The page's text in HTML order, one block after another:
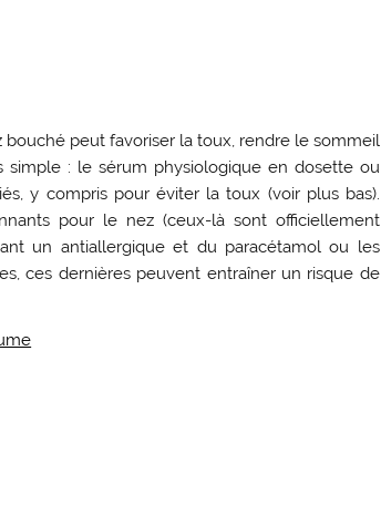
bouché peut favoriser la toux, rendre le sommeil
: le sérum physiologique en dosette ou
y compris pour éviter la toux (voir plus bas).
pour le nez (ceux-là sont officiellement
un antiallergique et du paracétamol ou les
ces dernières peuvent entraîner un risque de